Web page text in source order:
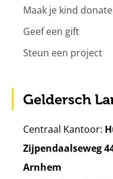
Maak je kind
Geef een gift
Steun een project
Geldersch
Centraal Kantoor:
Zijpendaalseweg
Arnhem